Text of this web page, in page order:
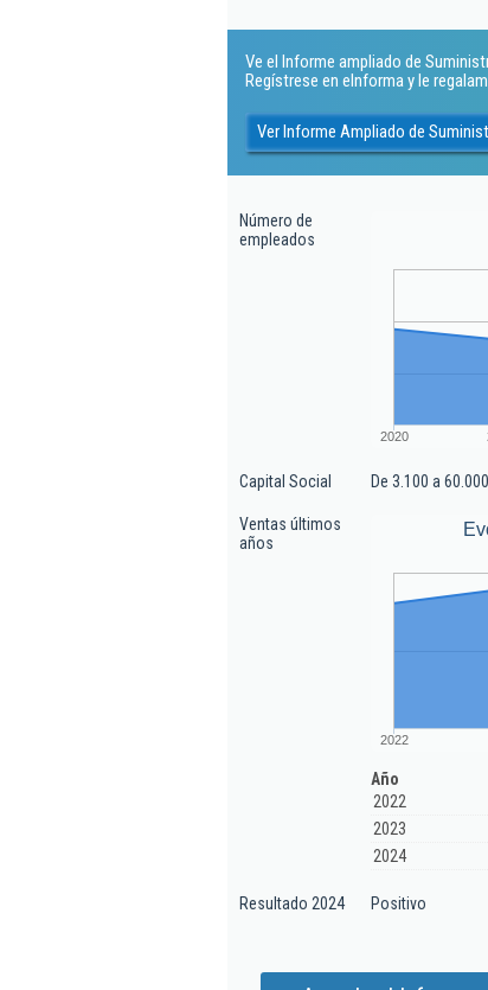
Ve el Informe ampliado de
Regístrese en eInforma y le
Ver Informe Ampliado de
Número de
empleados
2020
Capital Social De 3.100 a
Ventas últimos
años
2022
Año
2022
2023
2024
Resultado 2024 Positivo